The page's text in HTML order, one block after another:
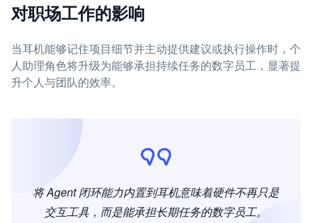
对职场工作的影响
当耳机能够记住项目细节并主动提供建议或执行操作时，个
人助理角色将升级为能够承担持续任务的数字员工，显著提
升个人与团队的效率。
将 Agent 闭环能力内置到耳机意味着硬件不再只是
交互工具，而是能承担长期任务的数字员工。